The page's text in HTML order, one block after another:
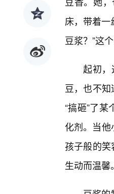
床，带着一
豆浆？”这
起初
豆，也不
“搞砸”了
化剂。当
孩子般的
生动而温馨。